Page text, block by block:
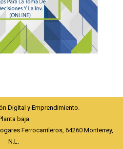
Digital y Emprendimiento.
baja
Ferrocarrileros, 64260 Monterrey,
N.L.